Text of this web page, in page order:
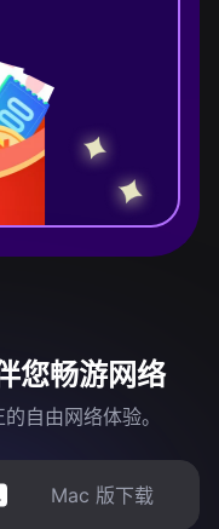
您畅游网络
自由网络体验。
Mac 版下载